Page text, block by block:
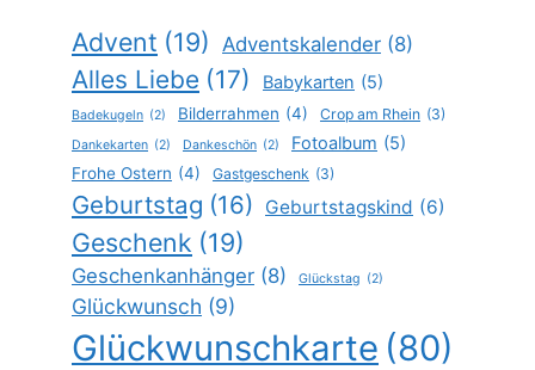
Advent (19) Adventskalender (8)
Alles Liebe (17) Babykarten (5)
Badekugeln (2) Bilderrahmen (4) Crop am Rhein (3)
Dankekarten (2) Dankeschön (2) Fotoalbum (5)
Frohe Ostern (4) Gastgeschenk (3)
Geburtstag (16) Geburtstagskind (6)
Geschenk (19)
Geschenkanhänger (8) Glückstag (2)
Glückwunsch (9)
Glückwunschkarte (80)